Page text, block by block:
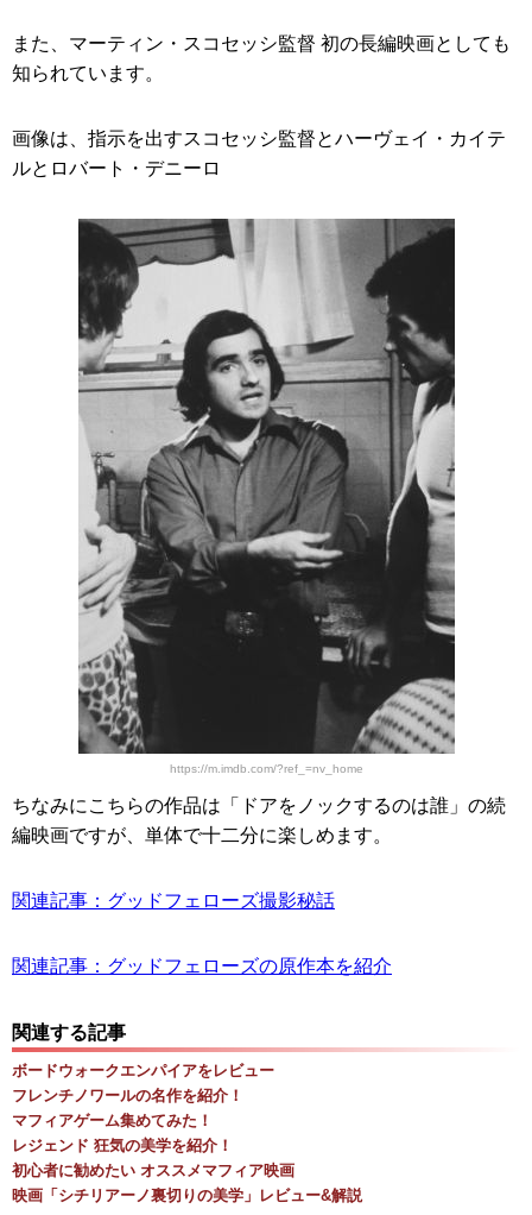
また、マーティン・スコセッシ監督 初の長編映画としても
知られています。
画像は、指示を出すスコセッシ監督とハーヴェイ・カイテ
ルとロバート・デニーロ
https://m.imdb.com/?ref_=nv_home
ちなみにこちらの作品は「ドアをノックするのは誰」の続
編映画ですが、単体で十二分に楽しめます。
関連記事：グッドフェローズ撮影秘話
関連記事：グッドフェローズの原作本を紹介
関連する記事
ボードウォークエンパイアをレビュー
フレンチノワールの名作を紹介！
マフィアゲーム集めてみた！
レジェンド 狂気の美学を紹介！
初心者に勧めたい オススメマフィア映画
映画「シチリアーノ裏切りの美学」レビュー&解説